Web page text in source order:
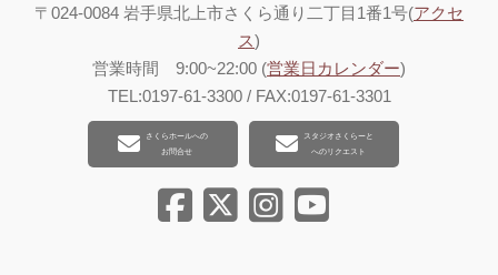
〒024-0084 岩手県北上市さくら通り二丁目1番1号(アクセ
ス)
営業時間 9:00~22:00 (営業日カレンダー)
TEL:0197-61-3300 / FAX:0197-61-3301
さくらホールへの
お問合せ
スタジオさくらーと
へのリクエスト